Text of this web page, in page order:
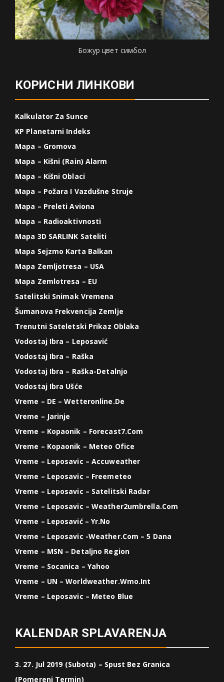
Божур цвет симбол
КОРИСНИ ЛИНКОВИ
Kalkulator Za Sunce
KP Planetarni Indeks
Mapa – Gromova
Mapa – Kišni (Rain) Alarm
Mapa – Kišni Oblaci
Mapa – Požara I Vazdušne Struje
Mapa – Preleti Aviona
Mapa – Radioaktivnosti
Mapa 3D SARLINK Sateliti
Mapa Sejzmo Karta Balkan
Mapa Zemljotresa – USA
Mapa Zemlotresa – EU
Satelitski Snimak Vremena
Šumanova Frekvencija Zemlje
Trenutni Sateletski Prikaz Oblaka
Vodostaj Ibra – Leposavić
Vodostaj Ibra – Raška
Vodostaj Ibra – Raška-Detalnjo
Vodostaj Ibra Ušće
Vreme – DE – Wetteronline.de
Vreme – Jarinje
Vreme – Kopaonik – Forecast7.com
Vreme – Kopaonik – Meteo Ofice
Vreme – Leposavic – Accuweather
Vreme – Leposavic – Freemeteo
Vreme – Leposavic – Satelitski Radar
Vreme – Leposavic – Weather2umbrella.com
Vreme – Leposavić – Yr.no
Vreme – Leposavic -weather.com – 5 Dana
Vreme – MSN – Detaljno Region
Vreme – Socanica – Yahoo
Vreme – UN – Worldweather.wmo.int
Vreme – Leposavic – Meteo Blue
KALENDAR SPLAVARENJA
3. 27. Jul 2019 (Subota) – Spust Bez Granica
(Pomereni Termin)